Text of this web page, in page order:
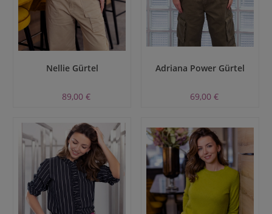
Nellie Gürtel
89,00 €
Adriana Power Gürtel
69,00 €